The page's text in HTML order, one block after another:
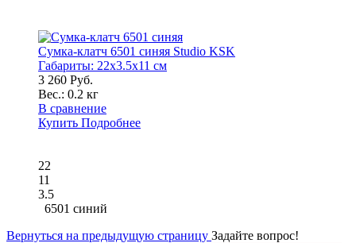
Сумка-клатч 6501 синяя Studio KSK
Габариты: 22x3.5x11 см
3 260 Руб.
Вес.: 0.2 кг
В сравнение
Купить Подробнее
22
11
3.5
6501 синий
Вернуться на предыдущую страницу Задайте вопрос!